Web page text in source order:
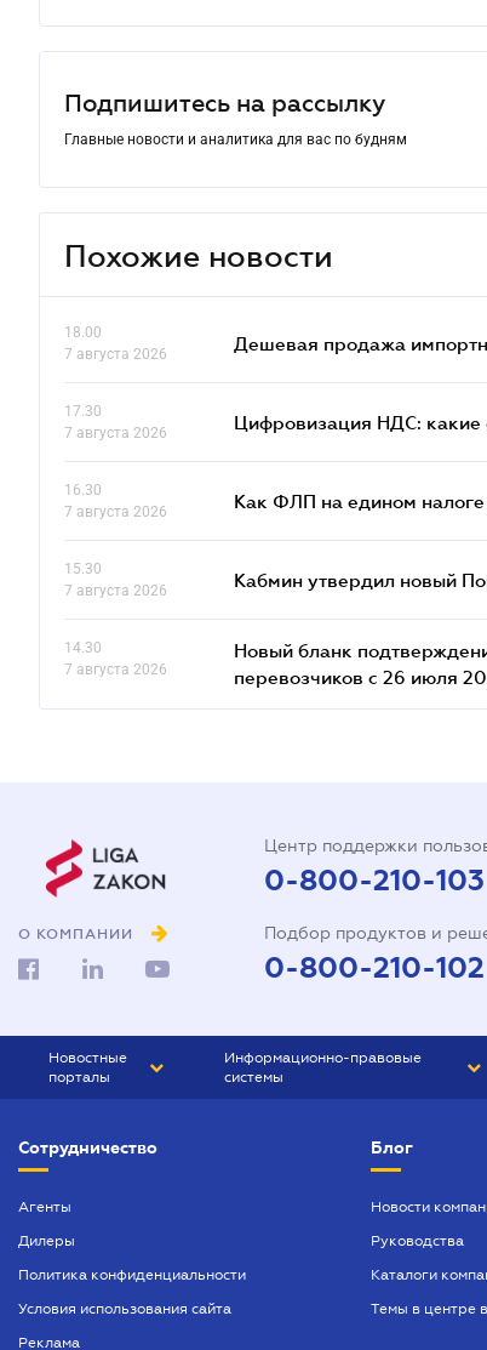
Подпишитесь на рассылку
Главные новости и аналитика для вас по будням
Похожие новости
18.00
7 августа 2026
Дешевая продажа
17.30
7 августа 2026
Цифровизация НДС: какие
16.30
7 августа 2026
Как ФЛП на едином
15.30
7 августа 2026
Кабмин утвердил новый
14.30
7 августа 2026
Новый бланк
перевозчиков с 26 июля
О КОМПАНИИ
Центр поддержки
0-800-210-103
Подбор продуктов и
0-800-210-102
Новостные
порталы
БИЗНЕС
Информационно-правовые
системы
БУХГАЛТЕР ПРОФ
ЮРИСТ ПРОФ
Сотрудничество
Агенты
Дилеры
Политика конфиденциальности
Условия использования сайта
Реклама
Блог
Новости
Руководства
Каталоги
Темы в центре